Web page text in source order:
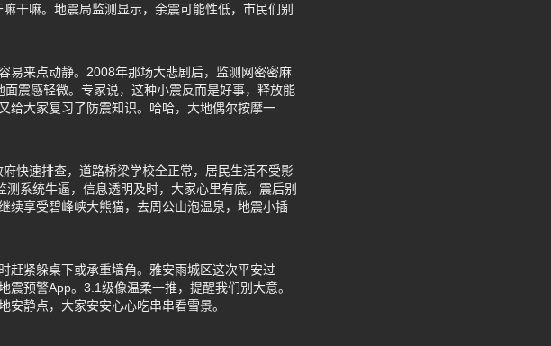
干嘛。地震局监测显示，余震可能性低，市民们别
易来点动静。2008年那场大悲剧后，监测网密密麻
震感轻微。专家说，这种小震反而是好事，释放能
给大家复习了防震知识。哈哈，大地偶尔按摩一
快速排查，道路桥梁学校全正常，居民生活不受影
系统牛逼，信息透明及时，大家心里有底。震后别
续享受碧峰峡大熊猫，去周公山泡温泉，地震小插
赶紧躲桌下或承重墙角。雅安雨城区这次平安过
预警App。3.1级像温柔一推，提醒我们别大意。
静点，大家安安心心吃串串看雪景。